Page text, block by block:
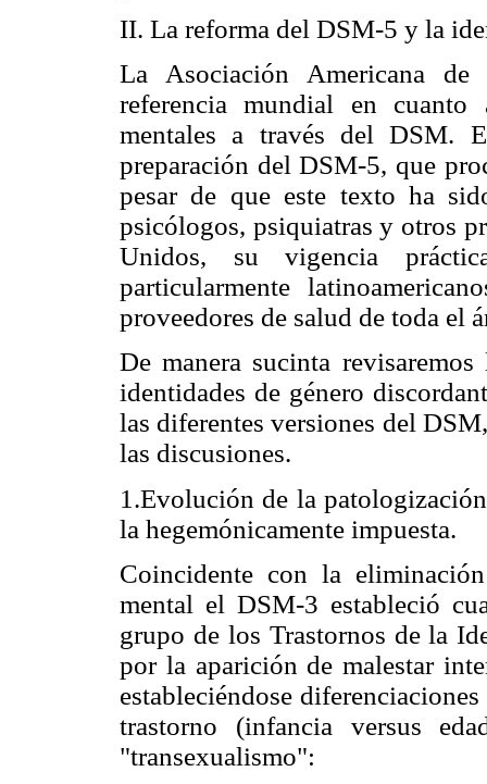
II. La reforma del DSM-5 y la
La Asociación Americana
referencia mundial en
mentales a través del DSM.
preparación del DSM-5, que
pesar de que este texto ha
psicólogos, psiquiatras y otros
Unidos, su vigencia
particularmente
proveedores de salud de toda el
De manera sucinta
identidades de género
las diferentes versiones del
las discusiones.
1.Evolución de la
la hegemónicamente impuesta.
Coincidente con la
mental el DSM-3 estableció
grupo de los Trastornos de la
por la aparición de malestar
estableciéndose
trastorno (infancia versus
"transexualismo":